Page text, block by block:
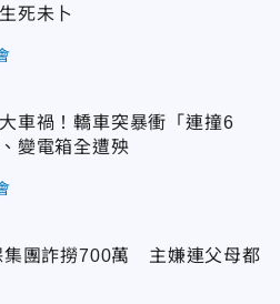
死未卜
車禍！轎車突暴衝「連撞6
變電箱全遭殃
集團詐撈700萬 主嫌連父母都